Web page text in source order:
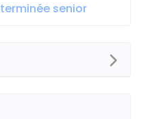
senior